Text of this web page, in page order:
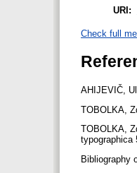
URI:
Check full
AHIJEVIČ,
TOBOLKA,
TOBOLKA,
typographica
Bibliography